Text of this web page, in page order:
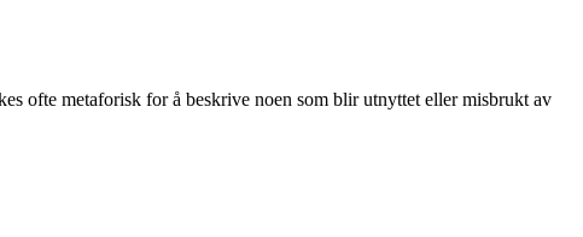
ofte metaforisk for å beskrive noen som blir utnyttet eller misbrukt av